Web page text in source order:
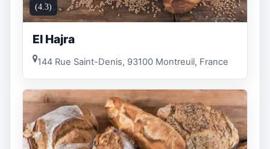
(4.3)
El Hajra
144 Rue Saint-Denis, 93100 Montreuil, France